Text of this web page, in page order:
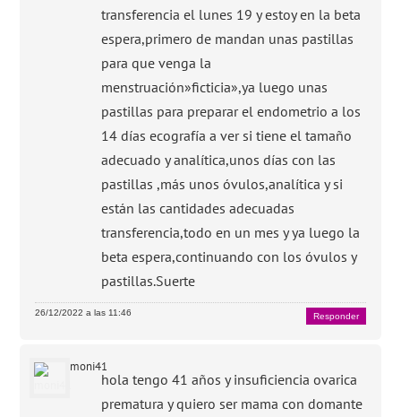
transferencia el lunes 19 y estoy en la beta
espera,primero de mandan unas pastillas
para que venga la
menstruación»ficticia»,ya luego unas
pastillas para preparar el endometrio a los
14 días ecografía a ver si tiene el tamaño
adecuado y analítica,unos días con las
pastillas ,más unos óvulos,analítica y si
están las cantidades adecuadas
transferencia,todo en un mes y ya luego la
beta espera,continuando con los óvulos y
pastillas.Suerte
26/12/2022 a las 11:46 Responder
moni41
hola tengo 41 años y insuficiencia ovarica
prematura y quiero ser mama con domante